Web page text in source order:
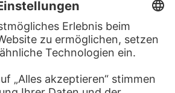
Fragen oder Informationen zu